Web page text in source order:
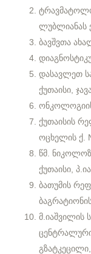
ლუბლიანას
ბავშვთა
დასავლეთ
ქუთაისი,
ქუთაისის
ოცხელის ქ.
წმ.
ქუთაისი,
ბათუმის
მ.იაშვილის